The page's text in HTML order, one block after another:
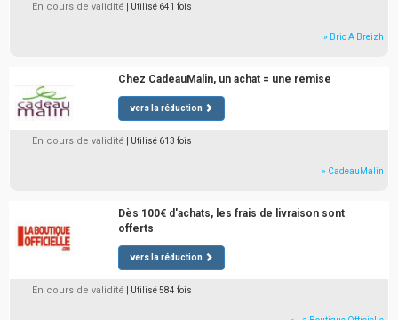
En cours de validité | Utilisé 641 fois
» Bric A Breizh
Chez CadeauMalin, un achat = une remise
vers la réduction
En cours de validité | Utilisé 613 fois
» CadeauMalin
Dès 100€ d'achats, les frais de livraison sont
offerts
vers la réduction
En cours de validité | Utilisé 584 fois